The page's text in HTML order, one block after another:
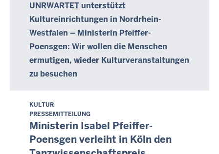
2
0
2
1
0
0
0
h
,
2
0
.
O
o
b
e
r
UNRWARTET unterstützt
Kultureinrichtungen in Nordrhein-
Westfalen – Ministerin Pfeiffer-
Poensgen: Wir wollen die Menschen
ermutigen, wieder Kulturveranstaltungen
zu besuchen
D
o
n
n
KULTUR
PRESSEMITTEILUNG
Ministerin Isabel Pfeiffer-
Poensgen verleiht in Köln den